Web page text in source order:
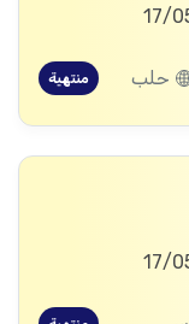
حلب منتهية